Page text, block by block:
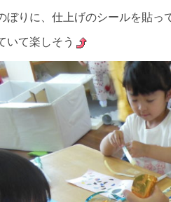
ぼりに、仕上げのシールを貼っ
いて楽しそう